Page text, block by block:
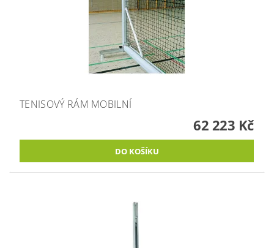
TENISOVÝ RÁM MOBILNÍ
62 223 Kč